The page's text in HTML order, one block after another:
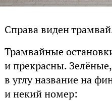
Справа виден
Трамвайные
и прекрасны.
в углу название на
и некий номер: